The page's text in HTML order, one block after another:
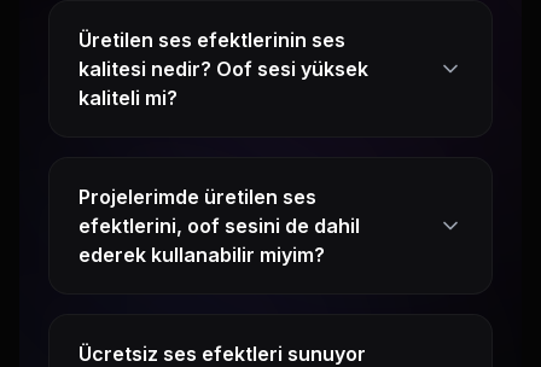
Üretilen ses efektlerinin ses
kalitesi nedir? Oof sesi yüksek
kaliteli mi?
Projelerimde üretilen ses
efektlerini, oof sesini de dahil
ederek kullanabilir miyim?
Ücretsiz ses efektleri sunuyor